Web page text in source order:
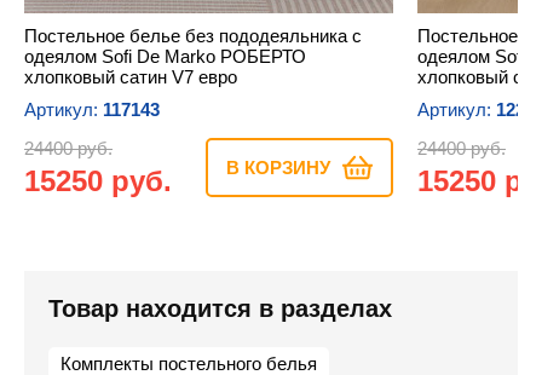
Постельное белье без пододеяльника с
одеялом Sofi De Marko РОБЕРТО
хлопковый сатин V7 евро
Артикул: 117143
24400 руб.
15250 руб. В КОРЗИНУ
Постельное
одеялом Sofi
хлопковый
Артикул:
24400 руб.
15250
Товар находится в разделах
Комплекты постельного белья